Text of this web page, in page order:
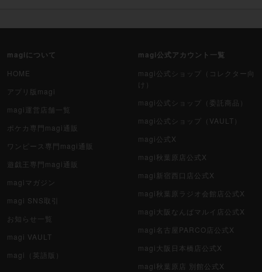
magiについて
HOME
アプリ版magi
magi運営店舗一覧
ポケカ専門magi通販
ワンピース専門magi通販
遊戯王専門magi通販
magiマガジン
magi SNS取引
お知らせ一覧
magi VAULT
magi（英語版）
magi公式アカウント一覧
magi公式ショップ（コレクター向
け）
magi公式ショップ（委託商品）
magi公式ショップ（VAULT）
magi公式X
magi秋葉原店公式X
magi新宿西口店公式X
magi秋葉原ラジオ会館店公式X
magi大阪なんばマルイ店公式X
magi名古屋PARCO店公式X
magi大阪日本橋店公式X
magi秋葉原店 別館公式X